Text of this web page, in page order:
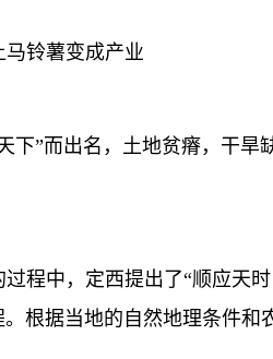
铃薯变成产业
”而出名，土地贫瘠，干旱
中，定西提出了“顺应天时
根据当地的自然地理条件